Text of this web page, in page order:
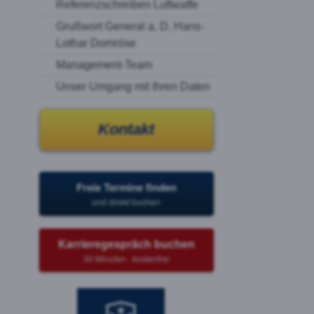
Referenzschreiben Luftwaffe
Grußwort General a. D. Hans-
Lothar Domröse
Management-Team
Unser Umgang mit Ihren Daten
Kontakt
Freie Termine finden
und direkt buchen
Karrieregespräch buchen
30 Minuten · kostenfrei